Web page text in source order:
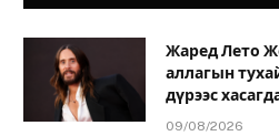
Жаред Лето
аллагын
дүрээс
09/08/2026